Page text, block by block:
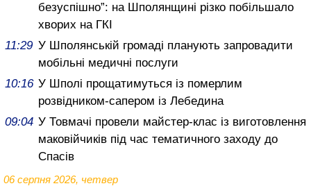
безуспішно”: на Шполянщині різко побільшало
хворих на ГКІ
11:29 У Шполянській громаді планують запровадити
мобільні медичні послуги
10:16 У Шполі прощатимуться із померлим
розвідником-сапером із Лебедина
09:04 У Товмачі провели майстер-клас із виготовлення
маковійчиків під час тематичного заходу до
Спасів
06 серпня 2026, четвер